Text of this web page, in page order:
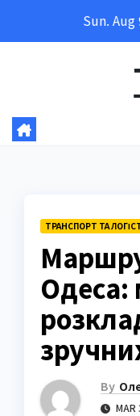
Sun.
ТРАНСПОРТ ТА
Одеса:
By
MAR